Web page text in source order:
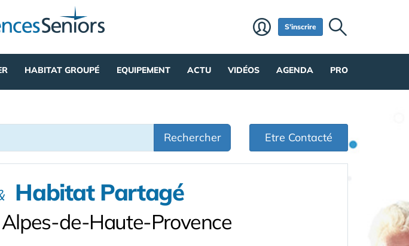
S'inscrire
HABITAT GROUPÉ EQUIPEMENT ACTU VIDÉOS AGENDA PRO
Rechercher Etre Contacté
Habitat Partagé
de-Haute-Provence